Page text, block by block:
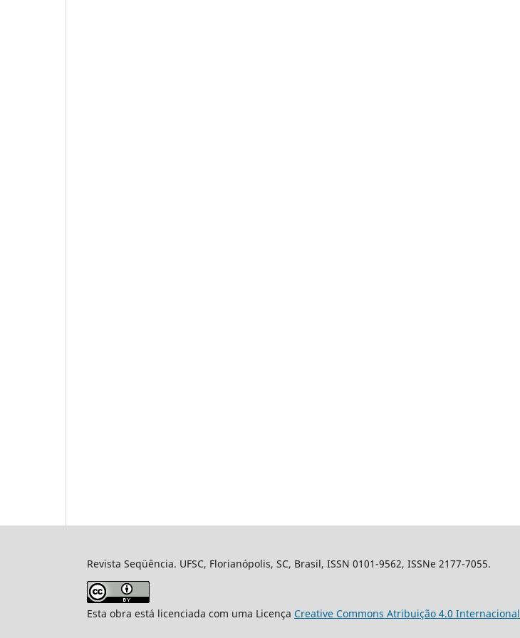
Revista Seqüência. UFSC, Florianópolis, SC, Brasil, ISSN 0101-9562, ISSNe 2177-7055.
Esta obra está licenciada com uma Licença Creative Commons Atribuição 4.0 Internacional